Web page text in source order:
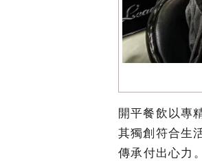
開平餐飲以專
其獨創符合生
傳承付出心力